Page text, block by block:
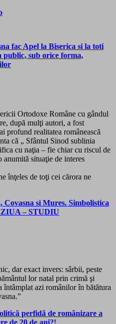
fac Apel la Biserica si la toti
sub orice forma,
Ortodoxe Române cu gândul
după mulţi autori, a fost
profund realitatea românească
că „ Sfântul Sinod sublinia
cu naţia – fie chiar cu riscul de
situaţie de interes
înţeles de toţi cei cărora ne
si Mures. Simbolistica
– STUDIU
dar exact invers: sârbii, peste
lor natal prin crimă şi
întâmplat azi românilor în bătătura
perfidă de românizare a
de 20 de ani?!